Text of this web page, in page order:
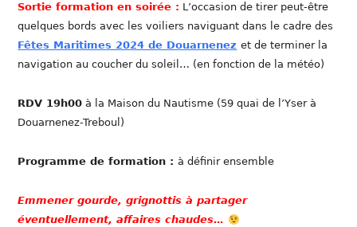
Sortie formation en soirée : L’occasion de tirer peut-être
quelques bords avec les voiliers naviguant dans le cadre des
Fêtes Maritimes 2024 de Douarnenez et de terminer la
navigation au coucher du soleil… (en fonction de la météo)
RDV 19h00 à la Maison du Nautisme (59 quai de l’Yser à
Douarnenez-Treboul)
Programme de formation :à définir ensemble
Emmener gourde, grignottis à partager
éventuellement, affaires chaudes…